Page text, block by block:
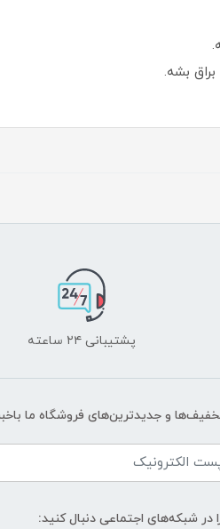
پشتیبانی ۲۴ ساعته
و جدیدترین‌های فروشگاه ما
در شبکه‌های اجتماعی دنبال کنید: